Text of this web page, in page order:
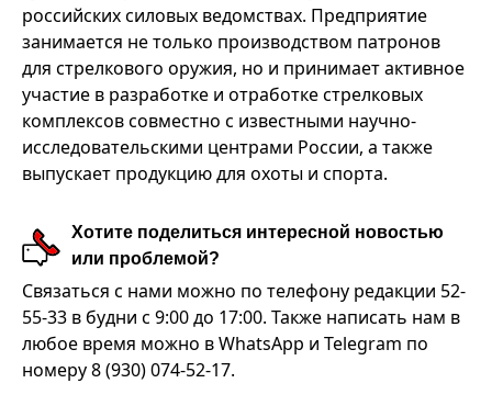
российских силовых ведомствах. Предприятие
занимается не только производством патронов
для стрелкового оружия, но и принимает активное
участие в разработке и отработке стрелковых
комплексов совместно с известными научно-
исследовательскими центрами России, а также
выпускает продукцию для охоты и спорта.
Хотите поделиться интересной новостью
или проблемой?
Связаться с нами можно по телефону редакции 52-
55-33 в будни с 9:00 до 17:00. Также написать нам в
любое время можно в WhatsApp и Telegram по
номеру 8 (930) 074-52-17.